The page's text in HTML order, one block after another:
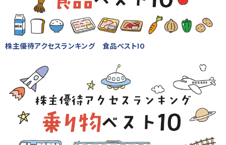
株主優待アクセスランキング 食品ベスト10